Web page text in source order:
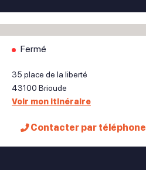
Fermé
35 place de la liberté
43100 Brioude
Voir mon itinéraire
Contacter par téléphone